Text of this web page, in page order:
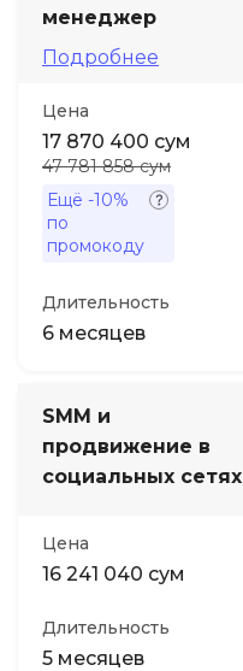
менеджер
Подробнее
Цена
17 870 400 сум
47 781 858 сум
Ещё -10%
по
промокоду
Длительность
6 месяцев
SMM и
продвижение в
социальных сетях
Цена
16 241 040 сум
Длительность
5 месяцев